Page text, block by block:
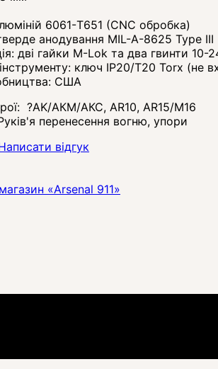
6061-T651 (CNC обробка)
анодування MIL-A-8625 Type III
дві гайки M-Lok та два гвинти 10-
інструменту: ключ IP20/T20 Torx (не
США
?AK/АКМ/АКС, AR10, AR15/M16
перенесення вогню, упори
відгук